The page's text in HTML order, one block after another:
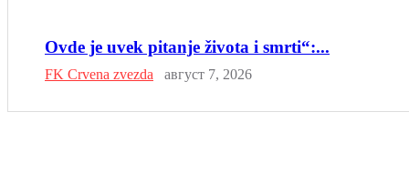
Ovde je uvek pitanje života i smrti“:...
FK Crvena zvezda август 7, 2026